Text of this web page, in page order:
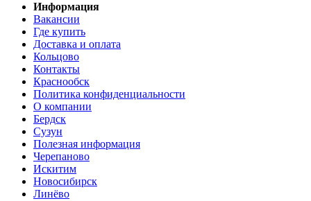
Информация
Вакансии
Где купить
Доставка и оплата
Кольцово
Контакты
Краснообск
Политика конфиденциальности
О компании
Бердск
Сузун
Полезная информация
Черепаново
Искитим
Новосибирск
Линёво